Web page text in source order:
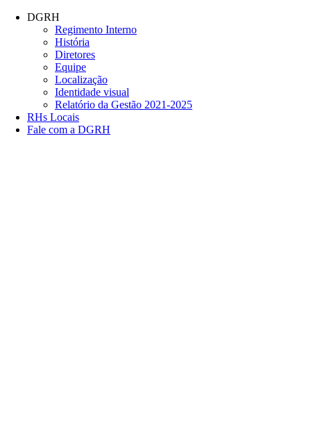
Conteúdo principal
DGRH
Regimento Interno
História
Diretores
Equipe
Localização
Identidade visual
Relatório da Gestão 2021-2025
RHs Locais
Fale com a DGRH